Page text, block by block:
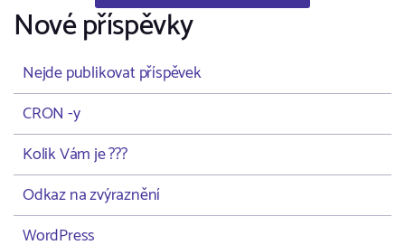
Nové příspěvky
Nejde publikovat příspěvek
CRON -y
Kolik Vám je ???
Odkaz na zvýraznění
WordPress